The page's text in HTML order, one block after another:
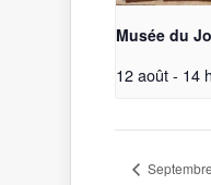
Musée du
12 août - 14
Septembre